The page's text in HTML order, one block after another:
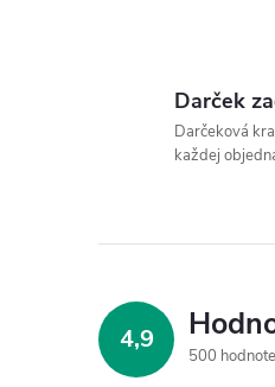
Darček
Darčeková
každej
4,9
500